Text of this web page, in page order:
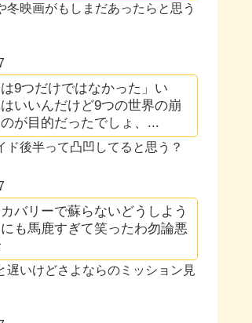
冬映画がもしまだあったらと思う
9つだけではなかった」い
いいんだけど9つの世界の崩
が目的だったでしょ、...
ド後半って凸凹してると思う？
バリーで蘇らないどうしよう
も馬鹿すぎて笑ったわ勿論悪
遅いけどさよならのミッション見